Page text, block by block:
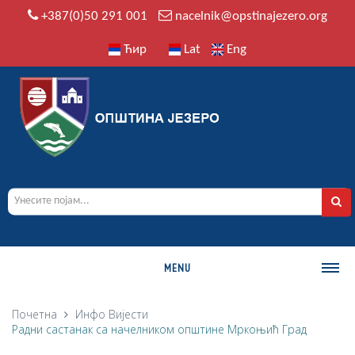
+387(0)50 291 001 nacelnik@opstinajezero.org
Ћир Lat Eng
MENU
О ОПШТИНИ
Почетна Инфо Вијести
Pадни састанак са начелником општине Мркоњић Град